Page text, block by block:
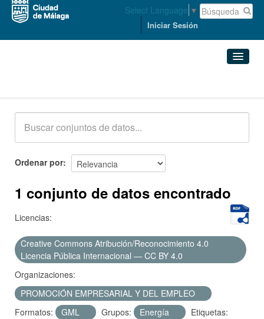
Select Language ▼
Iniciar Sesión
Acerca de
Ordenar por
1 conjunto de datos encontrado
Licencias:
Creative Commons Atribución/Reconocimiento 4.0
Licencia Pública Internacional — CC BY 4.0
Organizaciones:
PROMOCIÓN EMPRESARIAL Y DEL EMPLEO
Formatos:
GML Grupos: Energía
Etiquetas: